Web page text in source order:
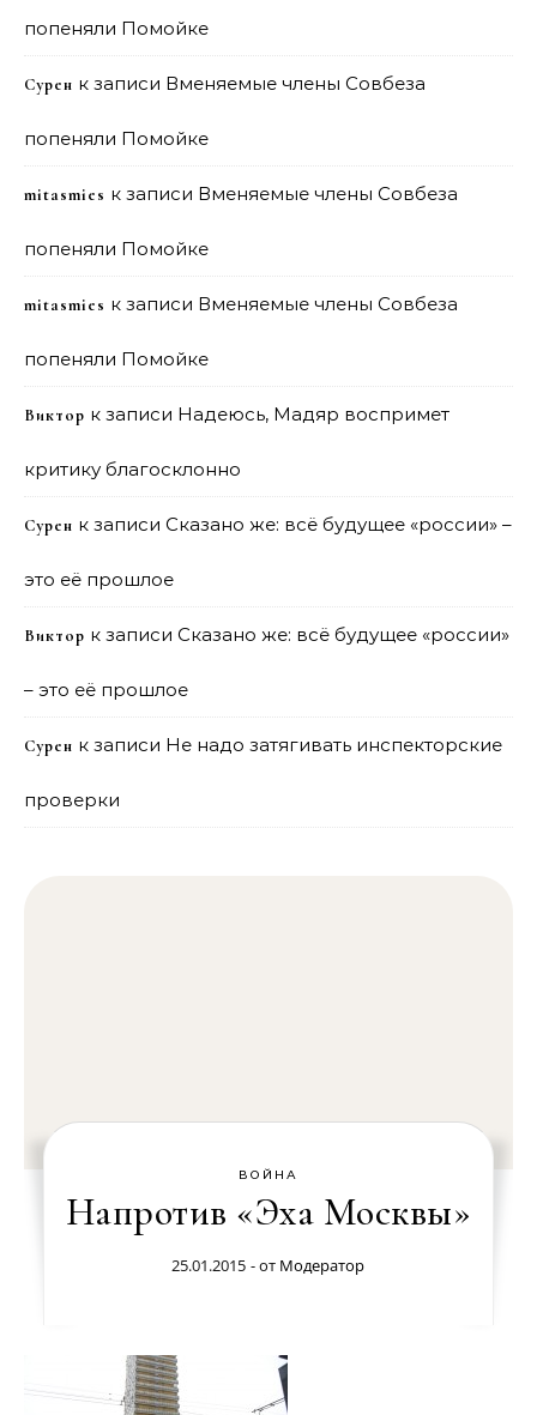
попеняли Помойке
Сурен к записи Вменяемые члены Совбеза
попеняли Помойке
mitasmies к записи Вменяемые члены Совбеза
попеняли Помойке
mitasmies к записи Вменяемые члены Совбеза
попеняли Помойке
Виктор к записи Надеюсь, Мадяр воспримет
критику благосклонно
Сурен к записи Сказано же: всё будущее «россии» –
это её прошлое
Виктор к записи Сказано же: всё будущее «россии»
– это её прошлое
Сурен к записи Не надо затягивать инспекторские
проверки
ВОЙНА
Напротив «Эха Москвы»
25.01.2015 - от Модератор